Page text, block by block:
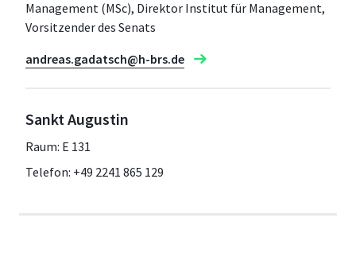
Management (MSc), Direktor Institut für Management,
Vorsitzender des Senats
andreas.gadatsch@h-brs.de
Sankt Augustin
Raum: E 131
Telefon: +49 2241 865 129